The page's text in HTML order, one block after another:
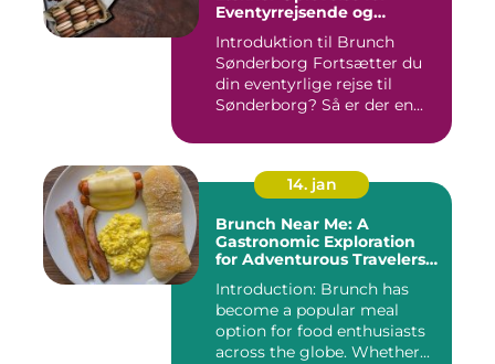
Eventyrrejsende og
Introduktion til Brunch
Sønderborg Fortsætter du
din eventyrlige rejse til
Sønderborg? Så er der en...
14. jan
Brunch Near Me: A
Gastronomic Exploration
for Adventurous Travelers
Introduction: Brunch has
become a popular meal
option for food enthusiasts
across the globe. Whether...